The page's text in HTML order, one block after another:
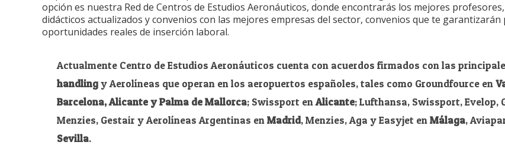
opción es nuestra Red de Centros de Estudios Aeronáuticos, donde encontrarás los mejores
didácticos actualizados y convenios con las mejores empresas del sector, convenios que te garantizarán
oportunidades reales de inserción laboral.
Actualmente Centro de Estudios Aeronáuticos cuenta con acuerdos firmados con las
handlingy Aerolíneas que operan en los aeropuertos españoles, tales como Groundfource en
Barcelona, Alicante y Palma de Mallorca; Swissport enAlicante; Lufthansa, Swissport, Evelop,
Menzies, Gestair y Aerolíneas Argentinas enMadrid, Menzies, Aga y Easyjet enMálaga,
Sevilla.